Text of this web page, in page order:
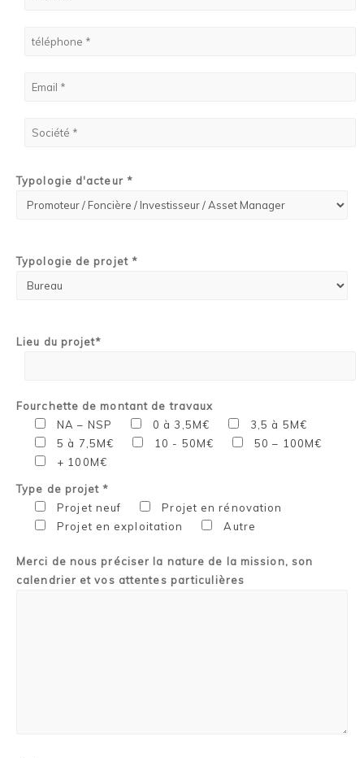
Typologie d'acteur *
Typologie de projet *
Lieu du projet*
Fourchette de montant de travaux
NA – NSP
0 à 3,5M€
3,5 à 5M€
5 à 7,5M€
10 - 50M€
50 – 100M€
+ 100M€
Type de projet *
Projet neuf
Projet en rénovation
Projet en exploitation
Autre
Merci de nous préciser la nature de la mission, son
calendrier et vos attentes particulières